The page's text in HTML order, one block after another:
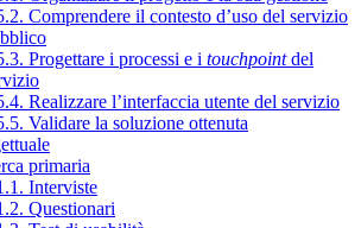
Comprendere il contesto d’uso del servizio
Progettare i processi e i touchpointdel
Realizzare l’interfaccia utente del servizio
Validare la soluzione ottenuta
primaria
Interviste
Questionari